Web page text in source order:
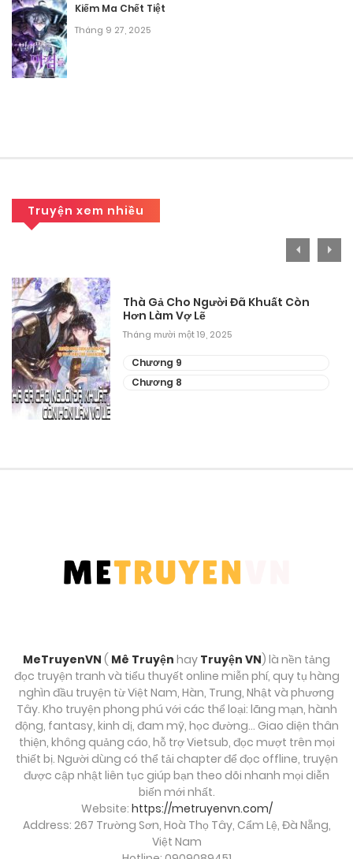
Chương 3
Tháng 8 30, 2025
Chương 2
Kiếm Ma Chết Tiệt
Tháng 9 27, 2025
Truyện xem nhiều
Thà Gả Cho Người Đã Khuất Còn
Hơn Làm Vợ Lẽ
Tháng mười một 19, 2025
Chương 9
Chương 8
MeTruyenVN ( Mê Truyện hay Truyện VN) là nền tảng
đọc truyện tranh và tiểu thuyết online miễn phí, quy tụ hàng
nghìn đầu truyện từ Việt Nam, Hàn, Trung, Nhật và phương
Tây. Kho truyện phong phú với các thể loại: lãng mạn, hành
động, fantasy, kinh dị, đam mỹ, học đường… Giao diện thân
thiện, không quảng cáo, hỗ trợ Vietsub, đọc mượt trên mọi
thiết bị. Người dùng có thể tải chapter để đọc offline, truyện
được cập nhật liên tục giúp bạn theo dõi nhanh mọi diễn
biến mới nhất.
Website: https://metruyenvn.com/
Address: 267 Trường Sơn, Hoà Thọ Tây, Cẩm Lệ, Đà Nẵng,
Việt Nam